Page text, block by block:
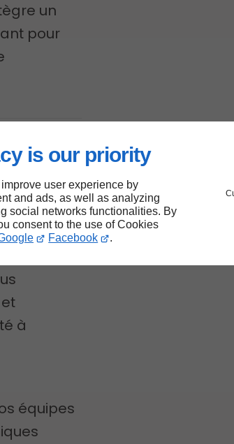
is our priority
user experience by
and ads, as well as analyzing
social networks functionalities. By
consent to the use of Cookies
Facebook .
un
pour
à
équipes